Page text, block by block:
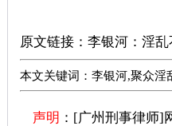
原文链接： 李银河：淫
本文关键词：李银河,聚众淫
声明 ：[广州刑事律师]